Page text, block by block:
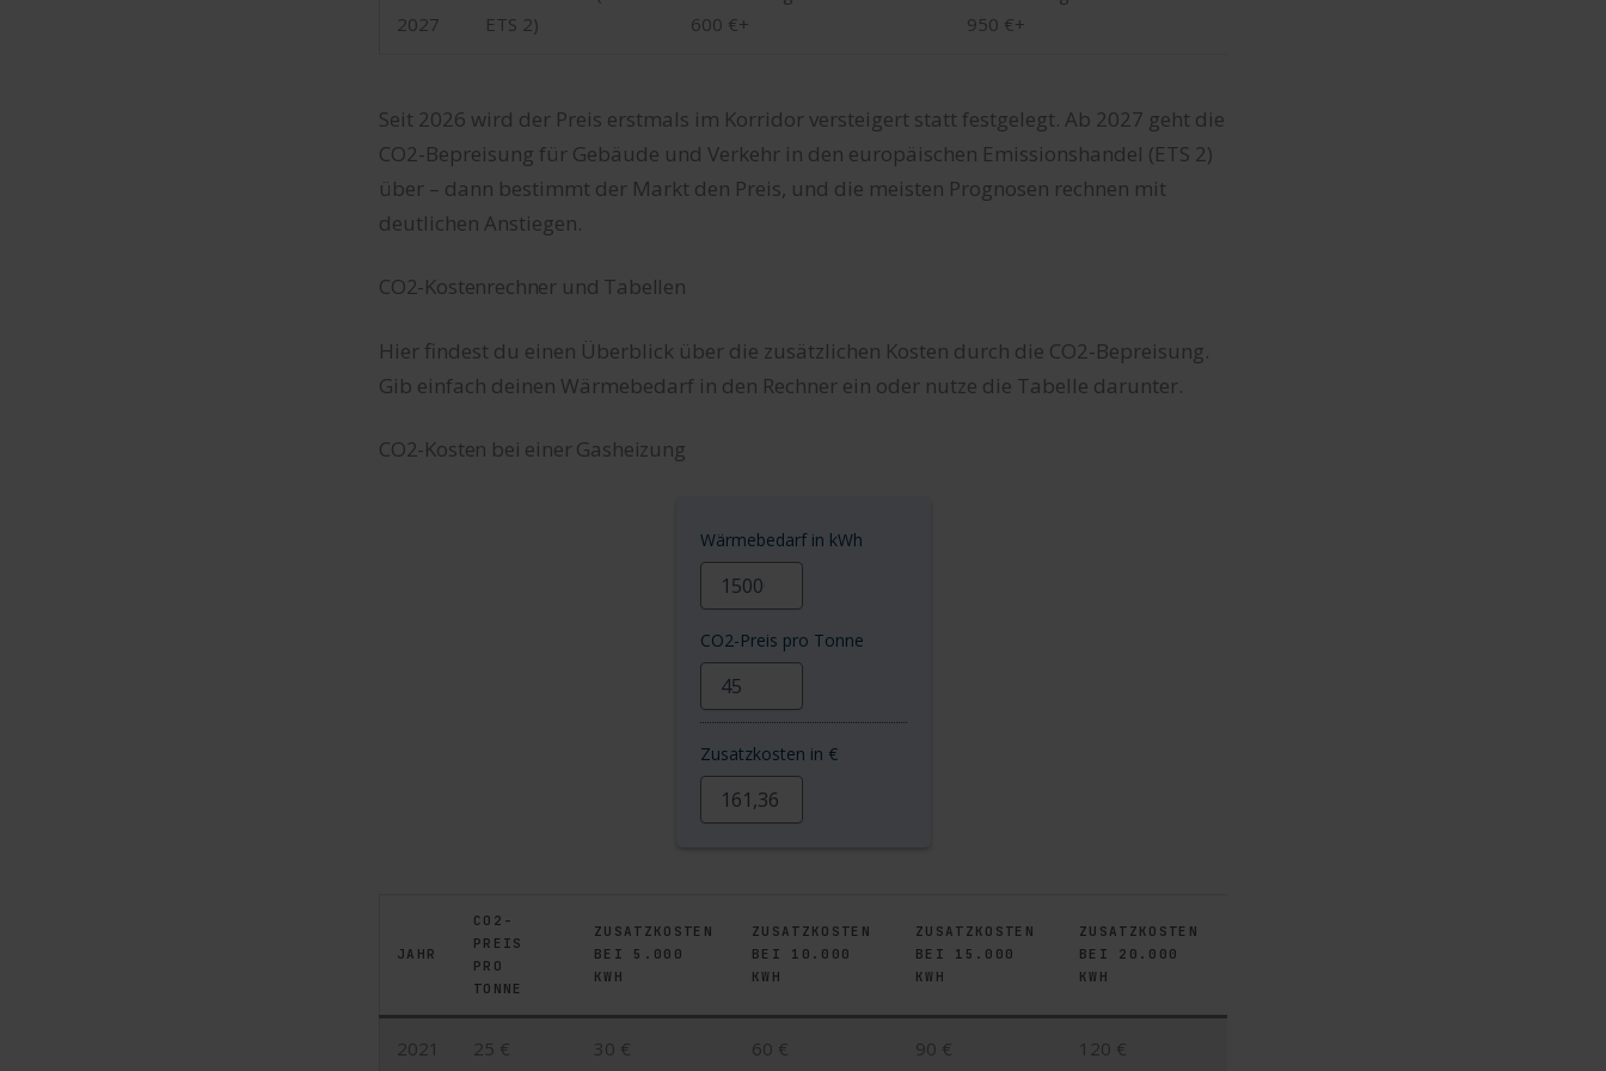
2027
ETS 2)
600 €+
950 €+
Seit 2026 wird der Preis erstmals im Korridor versteigert statt festgelegt. Ab 2027 geht die
CO2-Bepreisung für Gebäude und Verkehr in den europäischen Emissionshandel (ETS 2)
über – dann bestimmt der Markt den Preis, und die meisten Prognosen rechnen mit
deutlichen Anstiegen.
CO2-Kostenrechner und Tabellen
Hier findest du einen Überblick über die zusätzlichen Kosten durch die CO2-Bepreisung.
Gib einfach deinen Wärmebedarf in den Rechner ein oder nutze die Tabelle darunter.
CO2-Kosten bei einer Gasheizung
Wärmebedarf in kWh
CO2-Preis pro Tonne
Zusatzkosten in €
JAHR
CO2-
PREIS
PRO
TONNE
ZUSATZKOSTEN
BEI 5.000
KWH
ZUSATZKOSTEN
BEI 10.000
KWH
ZUSATZKOSTEN
BEI 15.000
KWH
ZUSATZKOSTEN
BEI 20.000
KWH
2021 25 € 30 € 60 € 90 € 120 €